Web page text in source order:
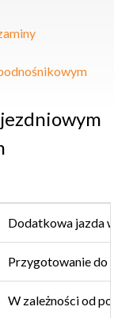
Dodatkowa jazda
Przygotowanie do
W zależności od